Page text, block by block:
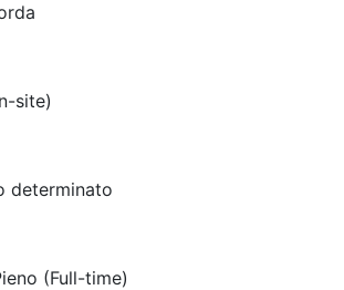
site)
determinato
(Full-time)